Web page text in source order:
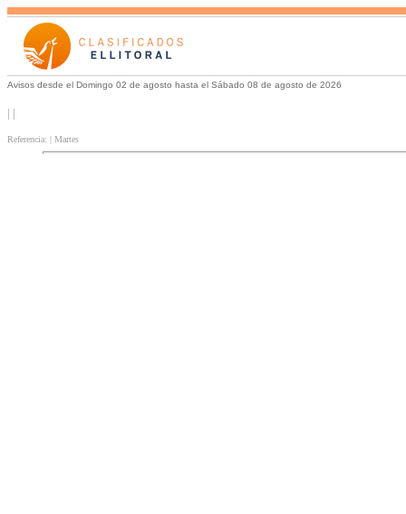
Avisos desde el Domingo 02 de agosto hasta el Sábado 08 de agosto de 2026
| |
Referencia: | Martes